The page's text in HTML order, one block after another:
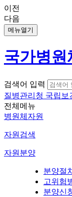
이전
다음
메뉴열기
국가병원
검색어 입력
질병관리청 국립보
전체메뉴
병원체자원
자원검색
자원분양
분양절
고위험
분양신